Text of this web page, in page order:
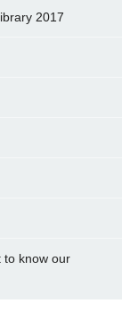
2017
to know our